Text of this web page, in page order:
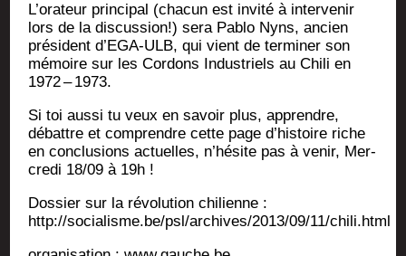
L’o­ra­teur prin­ci­pal (cha­cun est invi­té à inter­ve­nir
lors de la dis­cus­sion!) sera Pablo Nyns, ancien
pré­sident d’E­GA-ULB, qui vient de ter­mi­ner son
mémoire sur les Cor­dons Indus­triels au Chi­li en
1972 – 1973.
Si toi aus­si tu veux en savoir plus, apprendre,
débattre et com­prendre cette page d’his­toire riche
en conclu­sions actuelles, n’hé­site pas à venir, Mer­
cre­di 18/09 à 19h !
Dos­sier sur la révo­lu­tion chi­lienne :
http://socialisme.be/psl/archives/2013/09/11/chili.html